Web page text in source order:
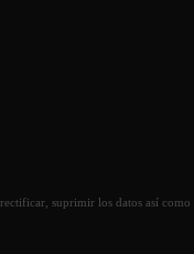
suprimir los datos así como